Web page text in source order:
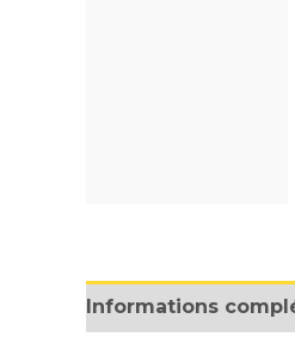
Informations